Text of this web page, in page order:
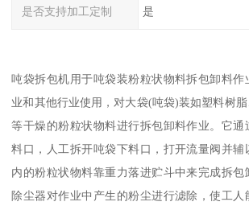
是否支持加工定制 是
吨袋拆包机用于吨袋装粉粒状物料拆包卸料作
业和其他行业使用，对大袋(吨袋)装如塑料树
等干燥的粉粒状物料进行拆包卸料作业。它通
料口，人工拆开吨袋下料口，打开流量阀并辅
内的粉粒状物料靠重力落进贮斗中来完成拆
除尘器对作业中产生的粉尘进行滤除，使工